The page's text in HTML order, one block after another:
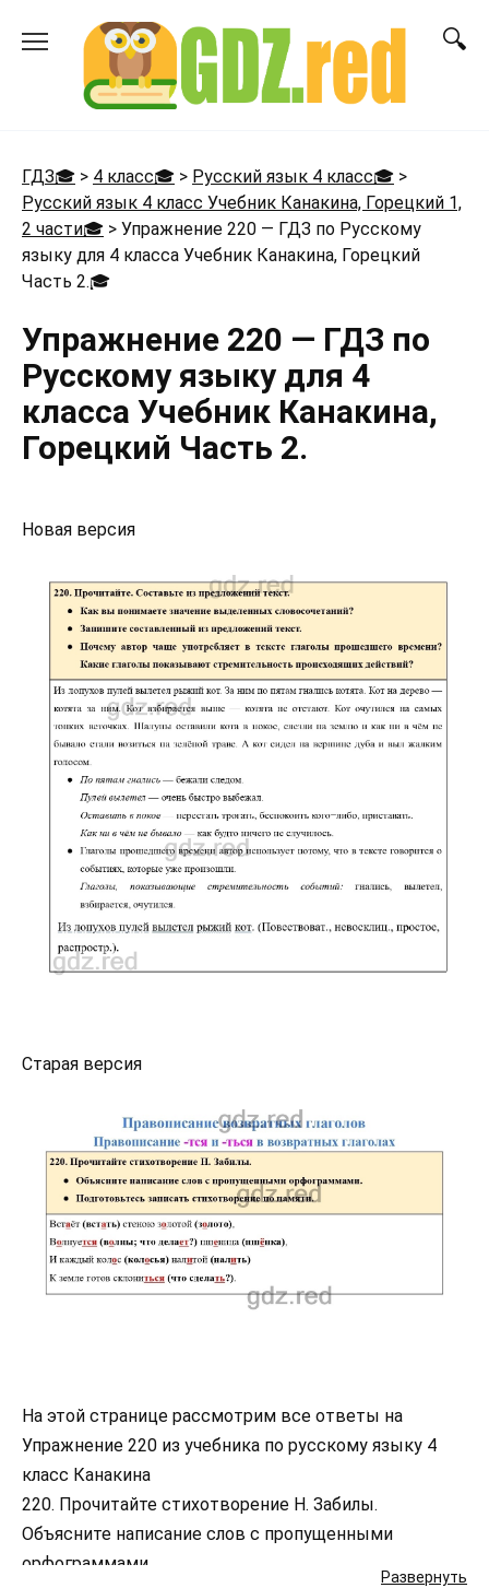
ГДЗ🎓 > 4 класс🎓 > Русский язык 4 класс🎓 >
Русский язык 4 класс Учебник Канакина, Горецкий 1,
2 части🎓 > Упражнение 220 — ГДЗ по Русскому
языку для 4 класса Учебник Канакина, Горецкий
Часть 2.🎓
Упражнение 220 — ГДЗ по
Русскому языку для 4
класса Учебник Канакина,
Горецкий Часть 2.
Новая версия
Старая версия
Развернуть
На этой странице рассмотрим все ответы на
Упражнение 220 из учебника по русскому языку 4
класс Канакина
220. Прочитайте стихотворение Н. Забилы.
Объясните написание слов с пропущенными
орфограммами.